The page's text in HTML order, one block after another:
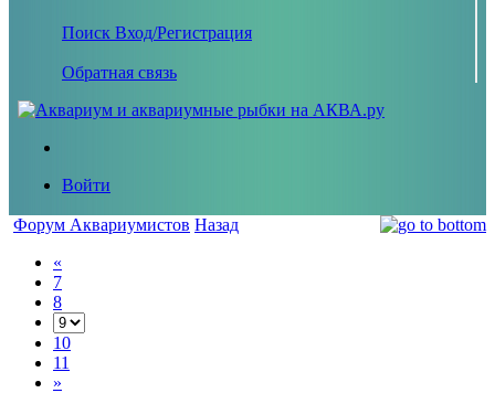
Поиск Вход/Регистрация
Обратная связь
Войти
Форум Аквариумистов Назад
«
7
8
10
11
»